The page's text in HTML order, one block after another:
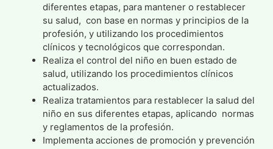
diferentes etapas, para mantener o restablecer
su salud, con base en normas y principios de la
profesión, y utilizando los procedimientos
clínicos y tecnológicos que correspondan.
Realiza el control del niño en buen estado de
salud, utilizando los procedimientos clínicos
actualizados.
Realiza tratamientos para restablecer la salud del
niño en sus diferentes etapas, aplicando normas
y reglamentos de la profesión.
Implementa acciones de promoción y prevención